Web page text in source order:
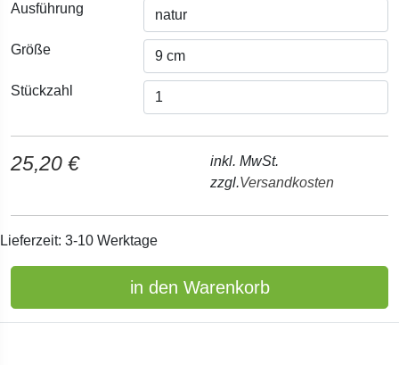
Ausführung
Größe
Stückzahl
25,20 €
inkl. MwSt.
zzgl.Versandkosten
Lieferzeit: 3-10 Werktage
in den Warenkorb